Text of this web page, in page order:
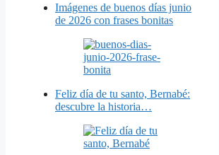
Imágenes de buenos días junio
de 2026 con frases bonitas
Feliz día de tu santo, Bernabé:
descubre la historia…